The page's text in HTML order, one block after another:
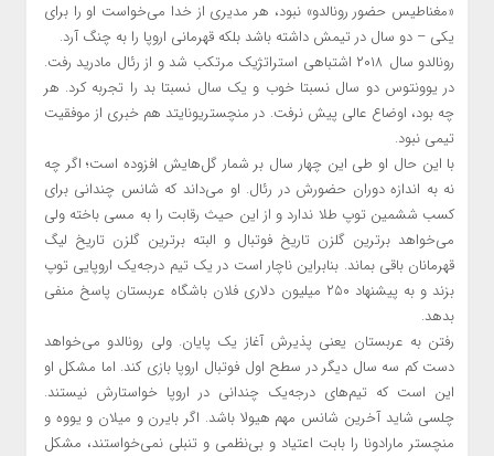
«مغناطیس حضور رونالدو» نبود، هر مدیری از خدا می‌خواست او را برای
یکی – دو سال در تیمش داشته باشد بلکه قهرمانی اروپا را به چنگ آرد.
رونالدو سال ۲۰۱۸ اشتباهی استراتژیک مرتکب شد و از رئال مادرید رفت.
در یوونتوس دو سال نسبتا خوب و یک سال نسبتا بد را تجربه کرد. هر
چه بود، اوضاع عالی پیش نرفت. در منچستریونایتد هم خبری از موفقیت
تیمی نبود.
با این حال او طی این چهار سال بر شمار گل‌هایش افزوده است؛ اگر چه
نه به اندازه دوران حضورش در رئال. او می‌داند که شانس چندانی برای
کسب ششمین توپ طلا ندارد و از این حیث رقابت را به مسی باخته ولی
می‌خواهد برترین گلزن تاریخ فوتبال و البته برترین گلزن تاریخ لیگ
قهرمانان باقی بماند. بنابراین ناچار است در یک تیم درجه‌یک اروپایی توپ
بزند و به پیشنهاد ۲۵۰ میلیون دلاری فلان باشگاه عربستان پاسخ منفی
بدهد.
رفتن به عربستان یعنی پذیرش آغاز یک پایان. ولی رونالدو می‌خواهد
دست کم سه سال دیگر در سطح اول فوتبال اروپا بازی کند. اما مشکل او
این است که تیم‌های درجه‌یک چندانی در اروپا خواستارش نیستند.
چلسی شاید آخرین شانس مهم هیولا باشد. اگر بایرن و میلان و یووه و
منچستر مارادونا را بابت اعتیاد و بی‌نظمی و تنبلی نمی‌خواستند، مشکل